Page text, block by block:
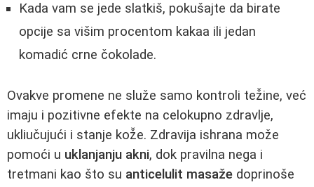
Kada vam se jede slatkiš, pokušajte da birate
opcije sa višim procentom kakaa ili jedan
komadić crne čokolade.
Ovakve promene ne služe samo kontroli tež̌ine, već
imaju i pozitivne efekte na celokupno zdravlje,
ukliučujući i stanje kož̌e. Zdravija ishrana može
pomoći u uklanjanju akni, dok pravilna nega i
tretmani kao što su anticelulit masaže doprinoše